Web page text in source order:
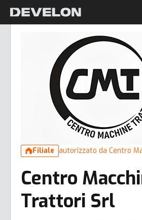
Filiale autorizzato da Centro
Centro
Trattori Srl